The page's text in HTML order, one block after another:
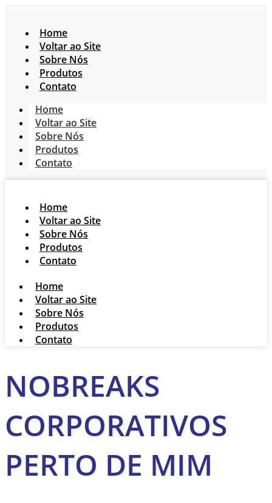
Home
Voltar ao Site
Sobre Nós
Produtos
Contato
Home
Voltar ao Site
Sobre Nós
Produtos
Contato
Home
Voltar ao Site
Sobre Nós
Produtos
Contato
Home
Voltar ao Site
Sobre Nós
Produtos
Contato
NOBREAKS
CORPORATIVOS
PERTO DE MIM